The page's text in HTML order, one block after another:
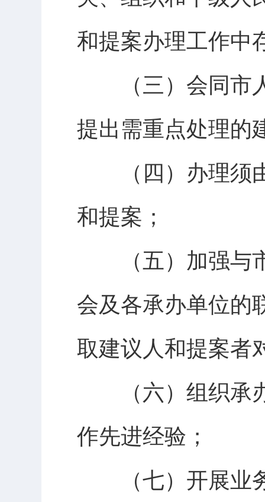
和提案办理工作中
（三）会同市人
提出需重点处理的
（四）办理须由
和提案；
（五）加强与市
会及各承办单位的
取建议人和提案者
（六）组织承办
作先进经验；
（七）开展业务